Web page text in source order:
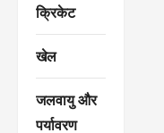
क्रिकेट
खेल
जलवायु और
पर्यावरण